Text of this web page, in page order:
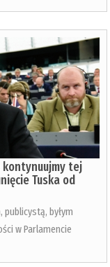
kontynuujmy tej
Tuska od
publicystą, byłym
w Parlamencie